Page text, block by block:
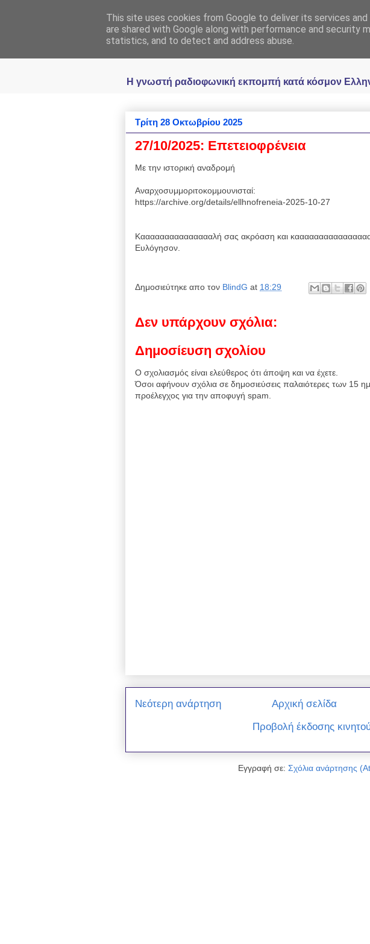
Ραδιοφωνική
Η γνωστή ραδιοφωνική εκπομπή κατά κόσμον
Τρίτη 28 Οκτωβρίου 2025
27/10/2025: Επετειοφρένεια
Με την ιστορική αναδρομή
Αναρχοσυμμοριτοκομμουνισταί:
https://archive.org/details/ellhnofreneia-2025-10-27
Καααααααααααααααλή σας ακρόαση και
Ευλόγησον.
Δημοσιεύτηκε απο τον BlindG at 18:29
Δεν υπάρχουν σχόλια:
Δημοσίευση σχολίου
Ο σχολιασμός είναι ελεύθερος ότι άποψη και να έχετε.
Όσοι αφήνουν σχόλια σε δημοσιεύσεις παλαιότερες των 15
προέλεγχος για την αποφυγή spam.
Νεότερη ανάρτηση
Αρχική σελίδα
Προβολή έκδοσης
Εγγραφή σε: Σχόλια ανάρτησης
This site uses cookies from Google to deliver its services
are shared with Google along with performance and security
statistics, and to detect and address abuse.